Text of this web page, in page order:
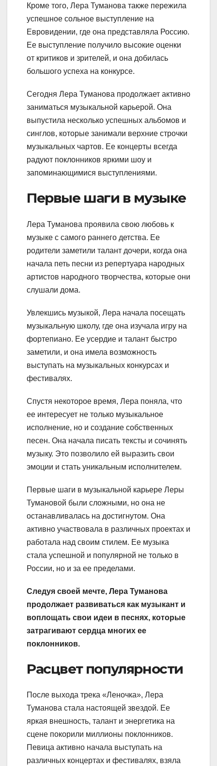
Кроме того, Лера Туманова также пережила
успешное сольное выступление на
Евровидении, где она представляла Россию.
Ее выступление получило высокие оценки
от критиков и зрителей, и она добилась
большого успеха на конкурсе.
Сегодня Лера Туманова продолжает активно
заниматься музыкальной карьерой. Она
выпустила несколько успешных альбомов и
синглов, которые занимали верхние строчки
музыкальных чартов. Ее концерты всегда
радуют поклонников яркими шоу и
запоминающимися выступлениями.
Первые шаги в музыке
Лера Туманова проявила свою любовь к
музыке с самого раннего детства. Ее
родители заметили талант дочери, когда она
начала петь песни из репертуара народных
артистов народного творчества, которые они
слушали дома.
Увлекшись музыкой, Лера начала посещать
музыкальную школу, где она изучала игру на
фортепиано. Ее усердие и талант быстро
заметили, и она имела возможность
выступать на музыкальных конкурсах и
фестивалях.
Спустя некоторое время, Лера поняла, что
ее интересует не только музыкальное
исполнение, но и создание собственных
песен. Она начала писать тексты и сочинять
музыку. Это позволило ей выразить свои
эмоции и стать уникальным исполнителем.
Первые шаги в музыкальной карьере Леры
Тумановой были сложными, но она не
останавливалась на достигнутом. Она
активно участвовала в различных проектах и
работала над своим стилем. Ее музыка
стала успешной и популярной не только в
России, но и за ее пределами.
Следуя своей мечте, Лера Туманова
продолжает развиваться как музыкант и
воплощать свои идеи в песнях, которые
затрагивают сердца многих ее
поклонников.
Расцвет популярности
После выхода трека «Леночка», Лера
Туманова стала настоящей звездой. Ее
яркая внешность, талант и энергетика на
сцене покорили миллионы поклонников.
Певица активно начала выступать на
различных концертах и фестивалях, взяла